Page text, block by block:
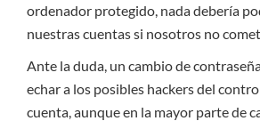
ordenador protegido, nada debería
nuestras cuentas si nosotros no
Ante la duda, un cambio de
echar a los posibles hackers del
cuenta, aunque en la mayor parte de